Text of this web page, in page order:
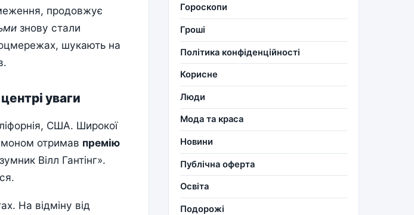
продовжує
знову стали
шукають на
уваги
США. Широкої
отримав премію
Вілл Гантінг».
На відміну від
Гороскопи
Гроші
Політика конфіденційності
Корисне
Люди
Мода та краса
Новини
Публічна оферта
Освіта
Подорожі